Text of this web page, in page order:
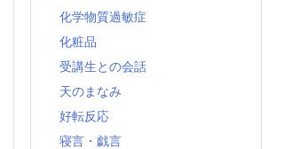
化学物質過敏症
化粧品
受講生との会話
天のまなみ
好転反応
寝言・戯言